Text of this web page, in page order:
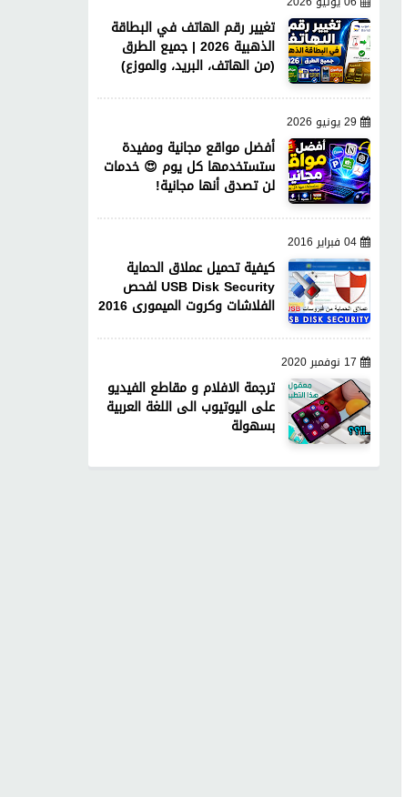
تغيير رقم الهاتف في البطاقة
الذهبية 2026 | جميع الطرق
(من الهاتف، البريد، والموزع)
29 يونيو 2026
أفضل مواقع مجانية ومفيدة
ستستخدمها كل يوم 😍 خدمات
لن تصدق أنها مجانية!
04 فبراير 2016
كيفية تحميل عملاق الحماية
USB Disk Security لفحص
الفلاشات وكروت الميمورى 2016
17 نوفمبر 2020
ترجمة الافلام و مقاطع الفيديو
على اليوتيوب الى اللغة العربية
بسهولة